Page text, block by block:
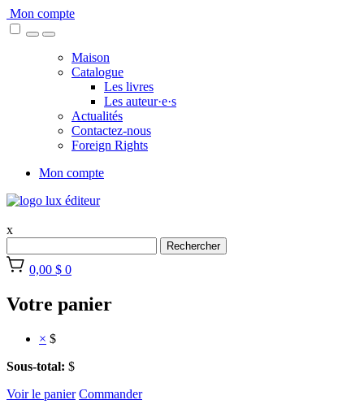
Skip
to
Mon compte
Maison
Catalogue
Les livres
Les auteur·e·s
Actualités
Contactez-nous
Foreign Rights
Mon compte
x
Rechercher
0,00 $ 0
Votre panier
× $
Sous-total: $
Voir le panier Commander